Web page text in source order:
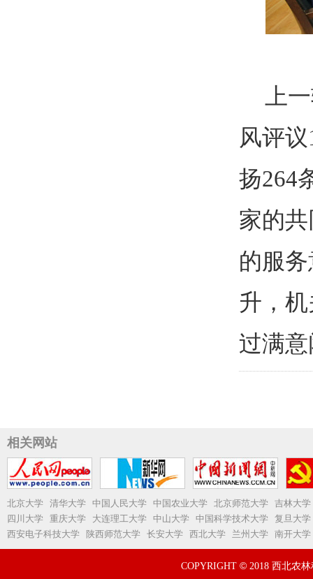
上
风评
扬264
家的
的服
升，
过满
相关网站
北京大学 清华大学 中国人民大学 中国农业大学 北京师范大学 吉林大学
四川大学 重庆大学 大连理工大学 中山大学 中国科学技术大学 复旦大学
西安电子科技大学
陕西师范大学 长安大学 西北大学 兰州大学 南开大学
COPYRIGHT © 2018 西北农